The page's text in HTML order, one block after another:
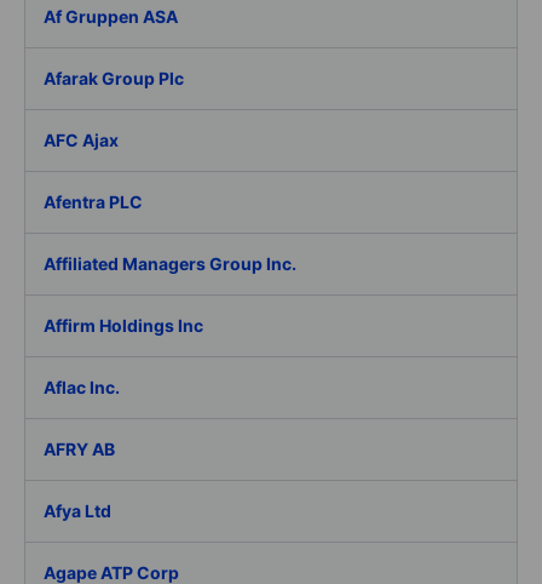
Af Gruppen ASA
Afarak Group Plc
AFC Ajax
Afentra PLC
Affiliated Managers Group Inc.
Affirm Holdings Inc
Aflac Inc.
AFRY AB
Afya Ltd
Agape ATP Corp